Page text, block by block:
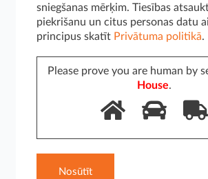
sniegšanas mērķim. Tiesības
piekrišanu un citus personas datu
principus skatīt Privātuma politikā.
Please prove you are human by
House.